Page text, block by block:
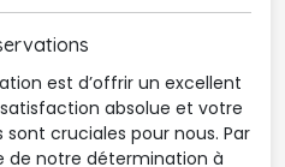
est d’offrir un excellent
absolue et votre
cruciales pour nous. Par
de notre détermination à